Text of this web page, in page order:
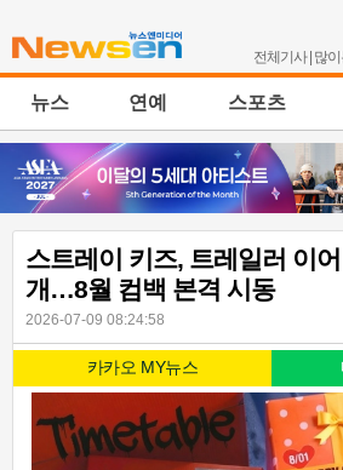
전체기사| 많
뉴스 연예 스포츠
스트레이 키즈, 트레일러 이
개…8월 컴백 본격 시동
2026-07-09 08:24:58
카카오 MY뉴스